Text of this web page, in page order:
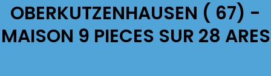
OBERKUTZENHAUSEN ( 67) -
MAISON 9 PIECES SUR 28 ARES